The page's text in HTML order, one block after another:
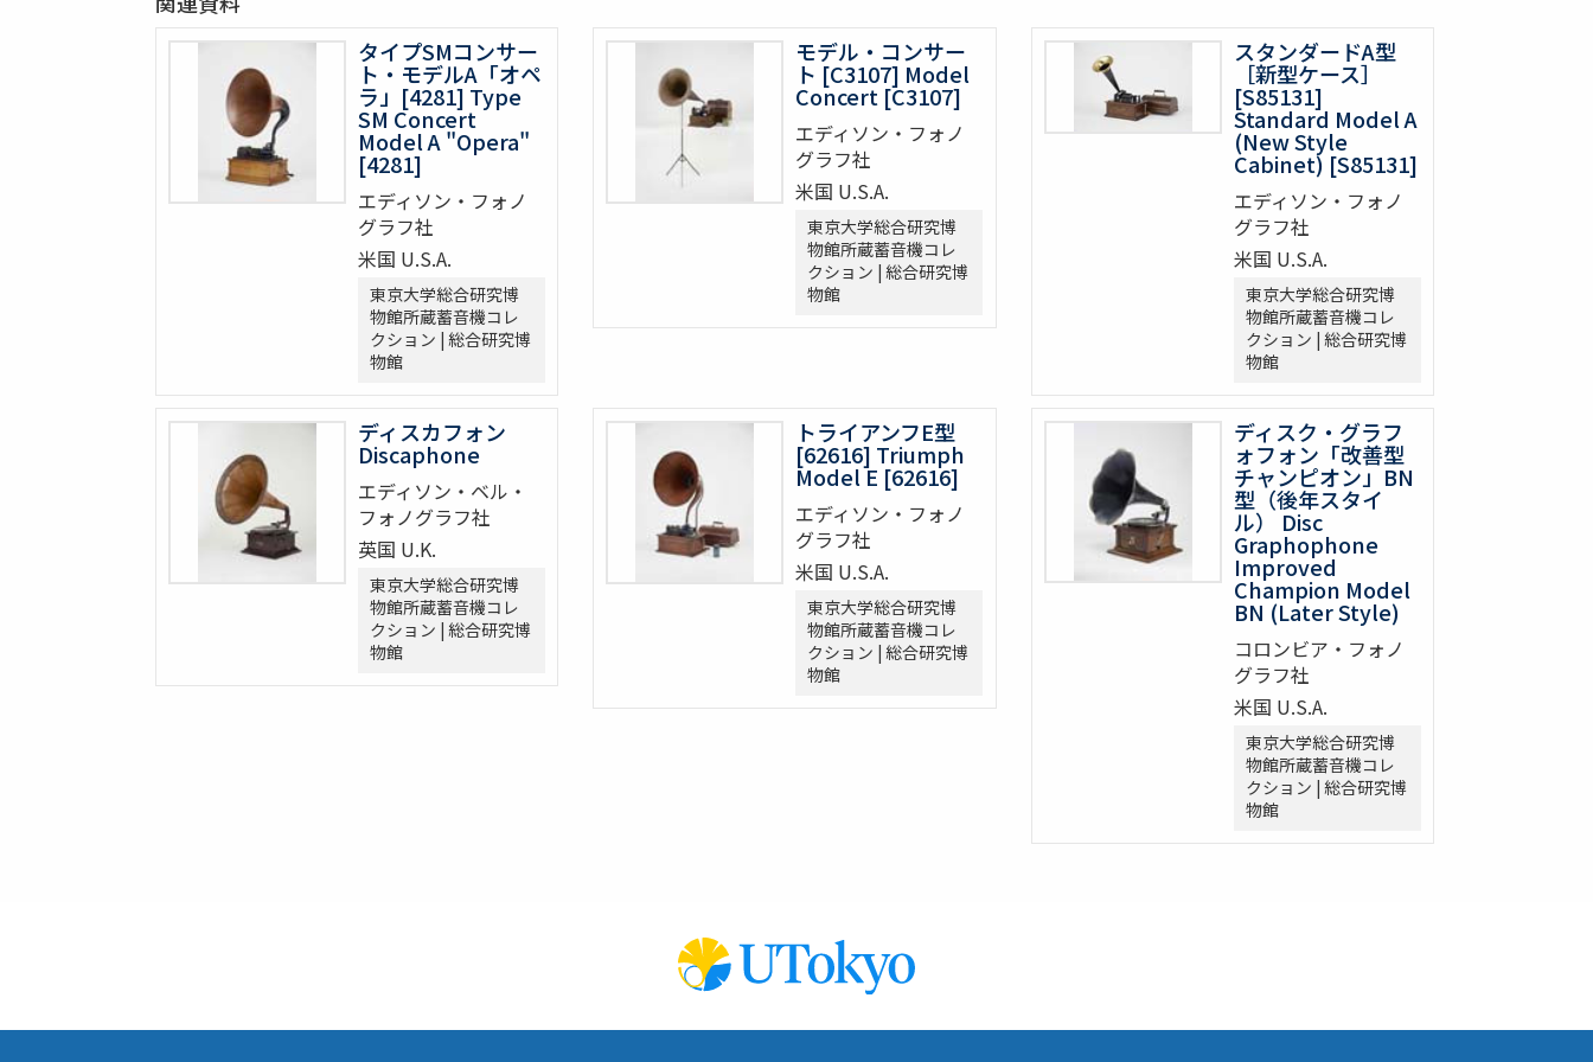
タイプSMコンサー
ト・モデルA「オペ
ラ」[4281] Type
SM Concert
Model A "Opera"
[4281]
エディソン・フォノ
グラフ社
米国 U.S.A.
東京大学総合研究博
物館所蔵蓄音機コレ
クション | 総合研究博
物館
モデル・コンサー
ト [C3107] Model
Concert [C3107]
エディソン・フォノ
グラフ社
米国 U.S.A.
東京大学総合研究博
物館所蔵蓄音機コレ
クション | 総合研究博
物館
スタンダードA型
［新型ケース］
[S85131]
Standard Model A
(New Style
Cabinet) [S85131]
エディソン・フォノ
グラフ社
米国 U.S.A.
東京大学総合研究博
物館所蔵蓄音機コレ
クション | 総合研究博
物館
ディスカフォン
Discaphone
エディソン・ベル・
フォノグラフ社
英国 U.K.
東京大学総合研究博
物館所蔵蓄音機コレ
クション | 総合研究博
物館
トライアンフE型
[62616] Triumph
Model E [62616]
エディソン・フォノ
グラフ社
米国 U.S.A.
東京大学総合研究博
物館所蔵蓄音機コレ
クション | 総合研究博
物館
ディスク・グラフ
ォフォン「改善型
チャンピオン」BN
型（後年スタイ
ル） Disc
Graphophone
Improved
Champion Model
BN (Later Style)
コロンビア・フォノ
グラフ社
米国 U.S.A.
東京大学総合研究博
物館所蔵蓄音機コレ
クション | 総合研究博
物館